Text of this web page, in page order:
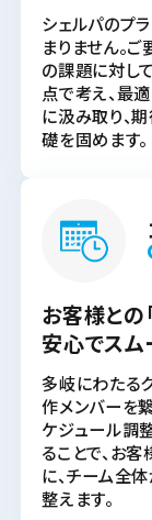
シェルパのプ
まりません。
の課題に対し
点で考え、最
に汲み取り、
礎を固めます。
お客様との
安心でスム
多岐にわたる
作メンバーを
ケジュール調
ることで、お
に、チーム全
整えます。